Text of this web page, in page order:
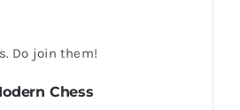
Do join them!
Chess